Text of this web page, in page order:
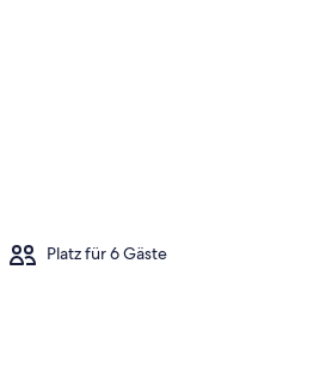
Platz für 6 Gäste